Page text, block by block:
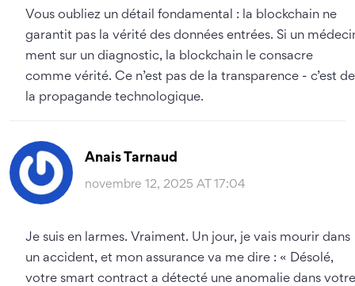
Vous oubliez un détail fondamental : la blockchain ne
garantit pas la vérité des données entrées. Si un
ment sur un diagnostic, la blockchain le consacre
comme vérité. Ce n’est pas de la transparence - c’est de
la propagande technologique.
Anais Tarnaud
novembre 12, 2025 AT 17:04
Je suis en larmes. Vraiment. Un jour, je vais mourir dans
un accident, et mon assurance va me dire : « Désolé,
votre smart contract a détecté une anomalie dans votre